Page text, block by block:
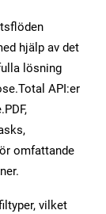
hjälp av det
lösning
API:er
omfattande
vilket